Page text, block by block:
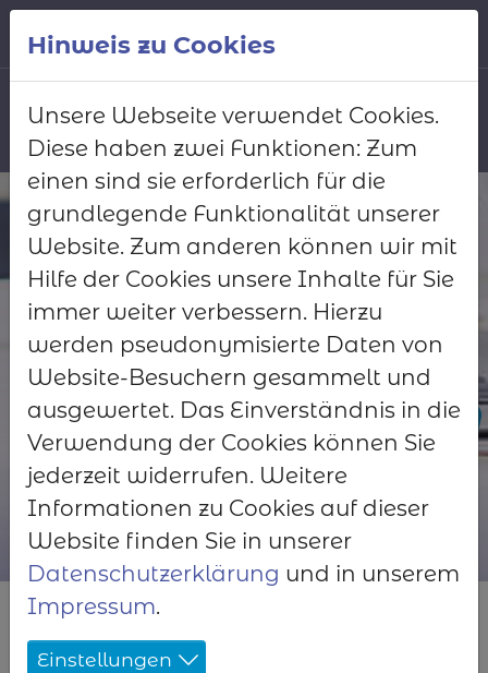
Zum Hauptinhalt springen
Zielgenau!
Funktionen
hinzubuchen oder
abwählen- jederzeit
möglich.
Module des
Hinweis zu Cookies
Unsere Webseite verwendet Cookies.
Diese haben zwei Funktionen: Zum
einen sind sie erforderlich für die
grundlegende Funktionalität unserer
Website. Zum anderen können wir mit
Hilfe der Cookies unsere Inhalte für Sie
immer weiter verbessern. Hierzu
werden pseudonymisierte Daten von
Website-Besuchern gesammelt und
ausgewertet. Das Einverständnis in die
Verwendung der Cookies können Sie
jederzeit widerrufen. Weitere
Informationen zu Cookies auf dieser
Website finden Sie in unserer
Datenschutzerklärung und in unserem
Impressum.
Einstellungen